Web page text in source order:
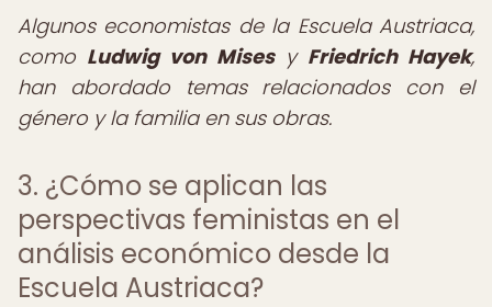
Algunos economistas de la Escuela Austriaca,
como Ludwig von Misesy Friedrich Hayek,
han abordado temas relacionados con el
género y la familia en sus obras.
3. ¿Cómo se aplican las
perspectivas feministas en el
análisis económico desde la
Escuela Austriaca?